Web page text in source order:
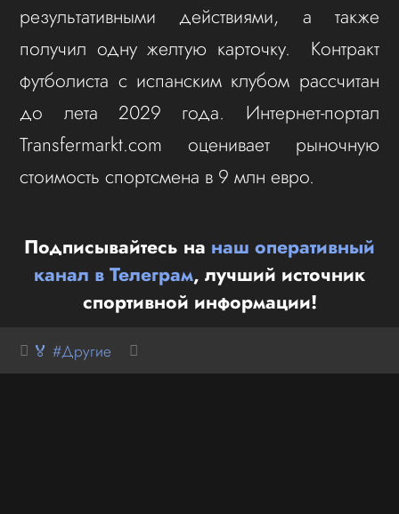
результативными действиями, а также
получил одну желтую карточку. Контракт
футболиста с испанским клубом рассчитан
до лета 2029 года. Интернет-портал
Transfermarkt.com оценивает рыночную
стоимость спортсмена в 9 млн евро.
Подписывайтесь на наш оперативный
канал в Телеграм, лучший источник
спортивной информации!
🏅 #Другие